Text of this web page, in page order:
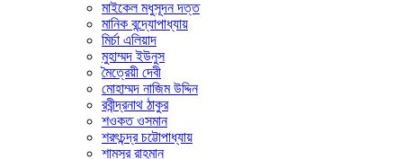
মাইকেল মধুসূদন দত্ত
মানিক বন্দ্যোপাধ্যায়
মির্চা এলিয়াদ
মুহাম্মদ ইউনুস
মৈত্রেয়ী দেবী
মোহাম্মদ নাজিম উদ্দিন
রবীন্দ্রনাথ ঠাকুর
শওকত ওসমান
শরৎচন্দ্র চট্টোপাধ্যায়
শামসুর রাহমান